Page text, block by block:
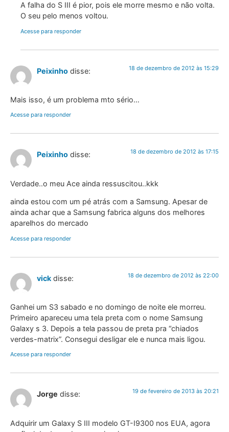
A falha do S III é pior, pois ele morre mesmo e não volta.
O seu pelo menos voltou.
Acesse para responder
Peixinho disse: 18 de dezembro de 2012 às 15:29
Mais isso, é um problema mto sério…
Acesse para responder
Peixinho disse: 18 de dezembro de 2012 às 17:15
Verdade..o meu Ace ainda ressuscitou..kkk
ainda estou com um pé atrás com a Samsung. Apesar de
ainda achar que a Samsung fabrica alguns dos melhores
aparelhos do mercado
Acesse para responder
vick disse: 18 de dezembro de 2012 às 22:00
Ganhei um S3 sabado e no domingo de noite ele morreu.
Primeiro apareceu uma tela preta com o nome Samsung
Galaxy s 3. Depois a tela passou de preta pra “chiados
verdes-matrix”. Consegui desligar ele e nunca mais ligou.
Acesse para responder
Jorge disse: 19 de fevereiro de 2013 às 20:21
Adquirir um Galaxy S III modelo GT-I9300 nos EUA, agora